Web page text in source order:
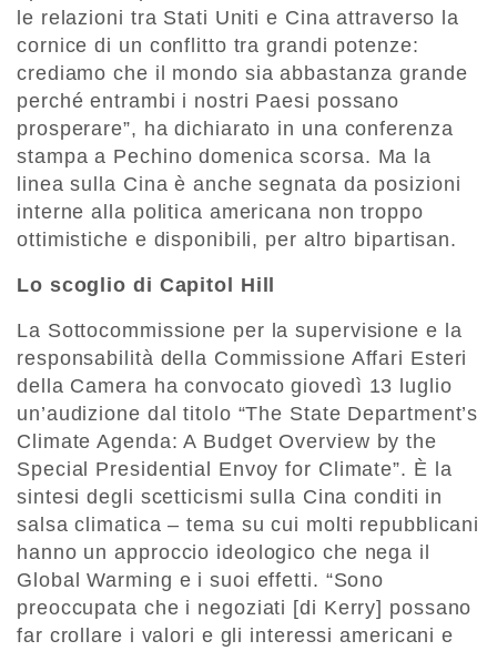
le relazioni tra Stati Uniti e Cina attraverso la
cornice di un conflitto tra grandi potenze:
crediamo che il mondo sia abbastanza grande
perché entrambi i nostri Paesi possano
prosperare”, ha dichiarato in una conferenza
stampa a Pechino domenica scorsa. Ma la
linea sulla Cina è anche segnata da posizioni
interne alla politica americana non troppo
ottimistiche e disponibili, per altro bipartisan.
Lo scoglio di Capitol Hill
La Sottocommissione per la supervisione e la
responsabilità della Commissione Affari Esteri
della Camera ha convocato giovedì 13 luglio
un’audizione dal titolo “The State Department’s
Climate Agenda: A Budget Overview by the
Special Presidential Envoy for Climate”. È la
sintesi degli scetticismi sulla Cina conditi in
salsa climatica – tema su cui molti repubblicani
hanno un approccio ideologico che nega il
Global Warming e i suoi effetti. “Sono
preoccupata che i negoziati [di Kerry] possano
far crollare i valori e gli interessi americani e